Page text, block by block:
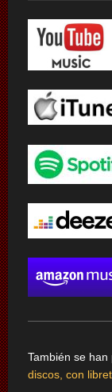
También se han
discos, con